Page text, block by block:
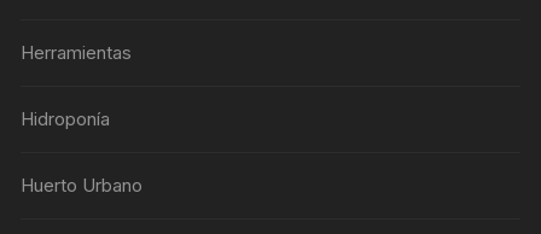
Herramientas
Hidroponía
Huerto Urbano